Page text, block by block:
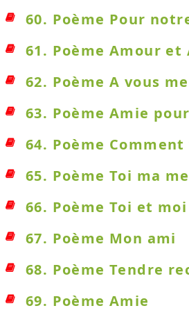
60. Poème Pour
61. Poème Amour et
62. Poème A vous
63. Poème Amie
64. Poème
65. Poème Toi ma
66. Poème Toi et moi
67. Poème Mon ami
68. Poème Tendre
69. Poème Amie